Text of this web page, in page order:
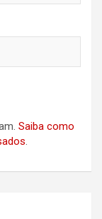
Saiba como
.